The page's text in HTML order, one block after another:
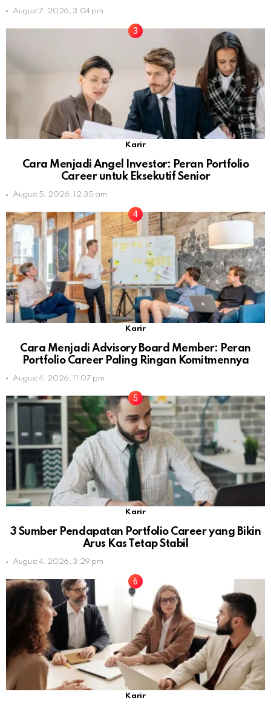
August 7, 2026, 3:04 pm
Karir
Cara Menjadi Angel Investor: Peran Portfolio
Career untuk Eksekutif Senior
August 5, 2026, 12:35 am
Karir
Cara Menjadi Advisory Board Member: Peran
Portfolio Career Paling Ringan Komitmennya
August 4, 2026, 11:07 pm
Karir
3 Sumber Pendapatan Portfolio Career yang Bikin
Arus Kas Tetap Stabil
August 4, 2026, 3:29 pm
Karir